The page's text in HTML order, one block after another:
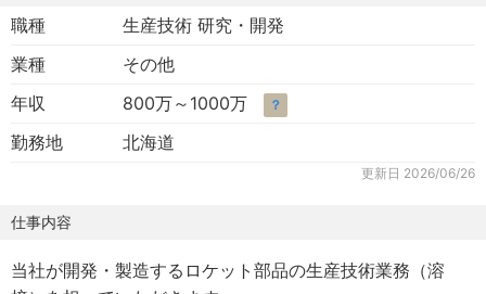
職種
生産技術 研究・開発
業種
その他
年収
800万～1000万 ？
勤務地 北海道
更新日 2026/06/26
仕事内容
当社が開発・製造するロケット部品の生産技術業務（溶